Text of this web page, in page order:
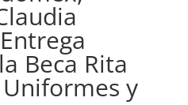
Beca Rita
y